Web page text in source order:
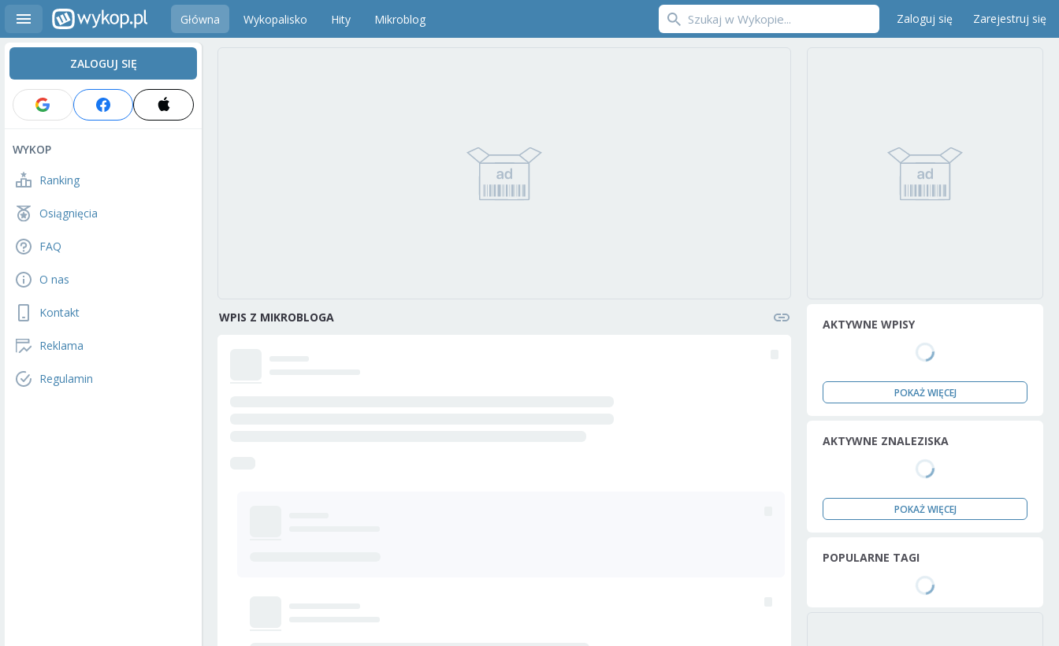
Główna Wykopalisko Hity Mikroblog Zaloguj się Zarejestruj się
ZALOGUJ SIĘ
WYKOP
Ranking
Osiągnięcia
FAQ
O nas
Kontakt
Reklama
Regulamin
WPIS Z MIKROBLOGA AKTYWNE WPISY
POKAŻ WIĘCEJ
AKTYWNE ZNALEZISKA
POKAŻ WIĘCEJ
POPULARNE TAGI